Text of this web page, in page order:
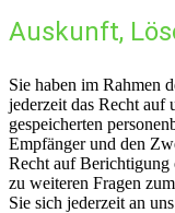
Auskunft,
Sie haben im Rahmen
jederzeit das Recht auf
gespeicherten
Empfänger und den
Recht auf Berichtigung
zu weiteren Fragen
Sie sich jederzeit an